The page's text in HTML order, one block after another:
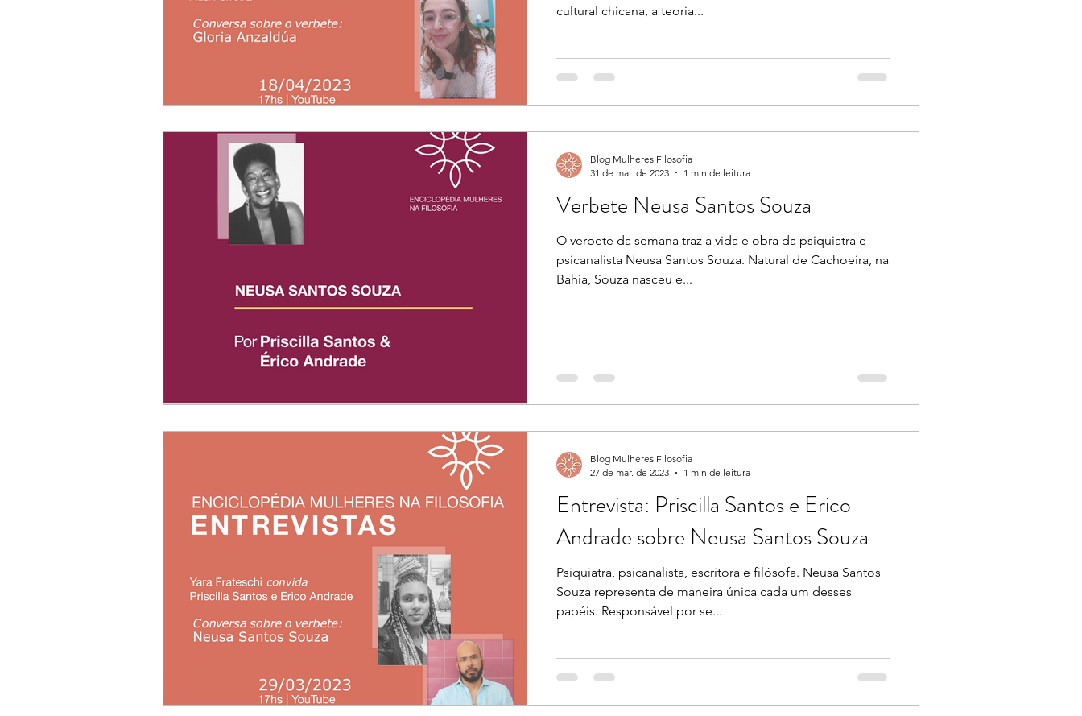
cultural chicana, a teoria...
Verbete Neusa Santos Souza
O verbete da semana traz a vida e obra da psiquiatra e
psicanalista Neusa Santos Souza. Natural de Cachoeira, na
Bahia, Souza nasceu e...
Blog Mulheres Filosofia
31 de mar. de 2023
1 min de leitura
Entrevista: Priscilla Santos e Erico
Andrade sobre Neusa Santos Souza
Psiquiatra, psicanalista, escritora e filósofa. Neusa Santos
Souza representa de maneira única cada um desses
papéis. Responsável por se...
Blog Mulheres Filosofia
27 de mar. de 2023
1 min de leitura